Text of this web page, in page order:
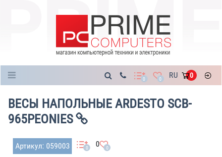
0 0 RU 0
ВЕСЫ НАПОЛЬНЫЕ ARDESTO SCB-
965PEONIES
Артикул: 059003 0 0 0